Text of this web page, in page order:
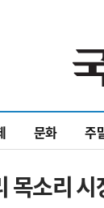
문화 주
소리